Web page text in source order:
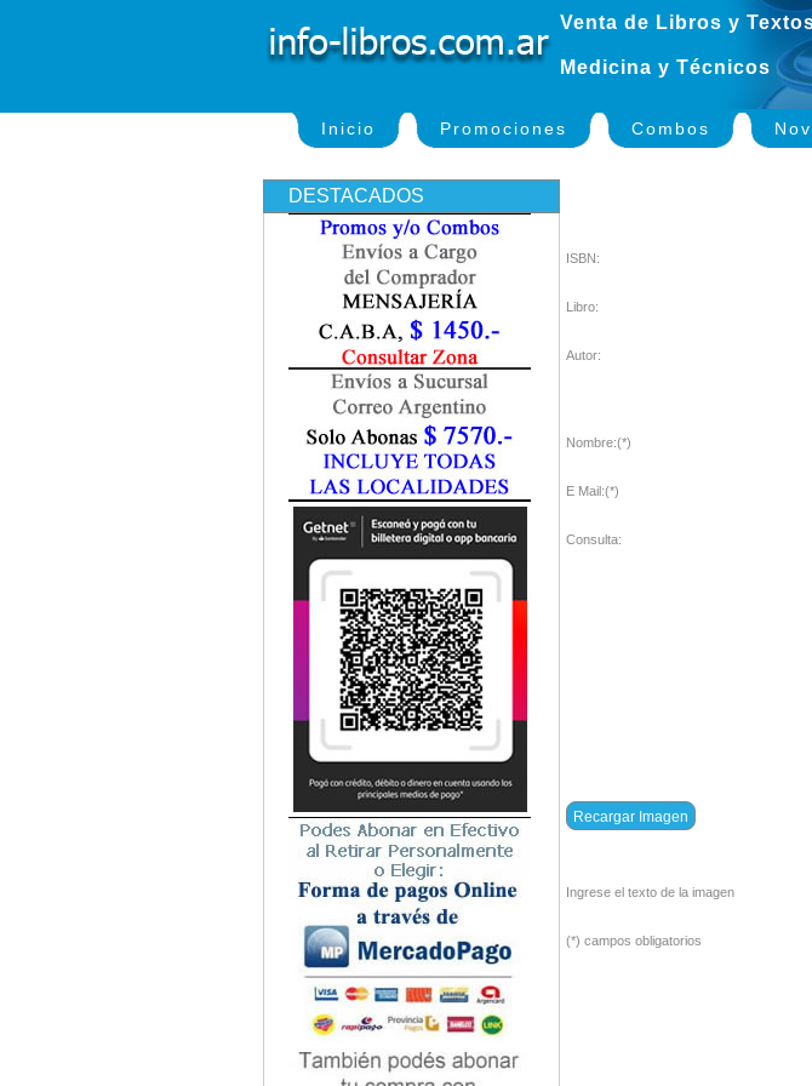
Venta de Libros y
Medicina y Técnicos
Inicio Promociones Combos
DESTACADOS
ISBN:
Libro:
Autor:
Nombre:(*)
E Mail:(*)
Consulta:
Ingrese el texto de la imagen
(*) campos obligatorios